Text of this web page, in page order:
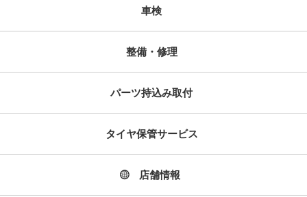
車検
整備・修理
パーツ持込み取付
タイヤ保管サービス
店舗情報